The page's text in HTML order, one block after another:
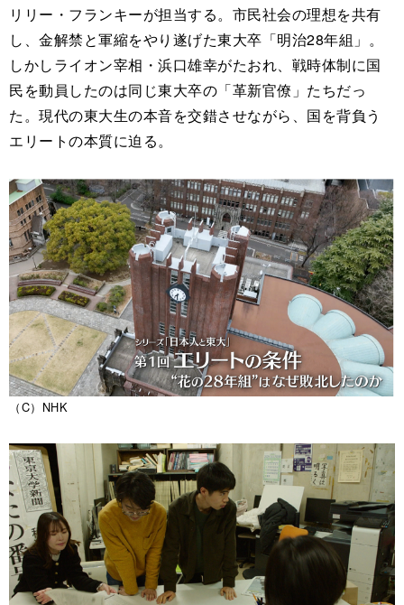
リリー・フランキーが担当する。市民社会の理想を共有
し、金解禁と軍縮をやり遂げた東大卒「明治28年組」。
しかしライオン宰相・浜口雄幸がたおれ、戦時体制に国
民を動員したのは同じ東大卒の「革新官僚」たちだっ
た。現代の東大生の本音を交錯させながら、国を背負う
エリートの本質に迫る。
（C）NHK